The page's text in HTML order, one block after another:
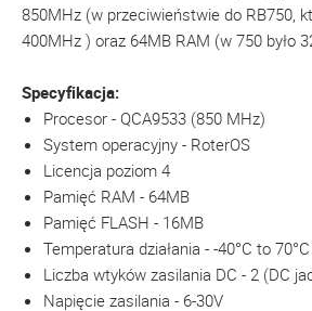
850MHz (w przeciwieństwie do RB750,
400MHz ) oraz 64MB RAM (w 750 było
Specyfikacja:
Procesor - QCA9533 (850 MHz)
System operacyjny - RoterOS
Licencja poziom 4
Pamięć RAM - 64MB
Pamięć FLASH - 16MB
Temperatura działania - -40°C to 70°C
Liczba wtyków zasilania DC - 2 (DC
Napięcie zasilania - 6-30V